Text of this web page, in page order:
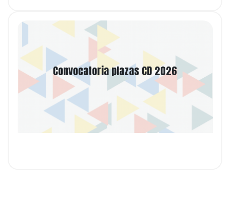
Convocatoria plazas CD 2026